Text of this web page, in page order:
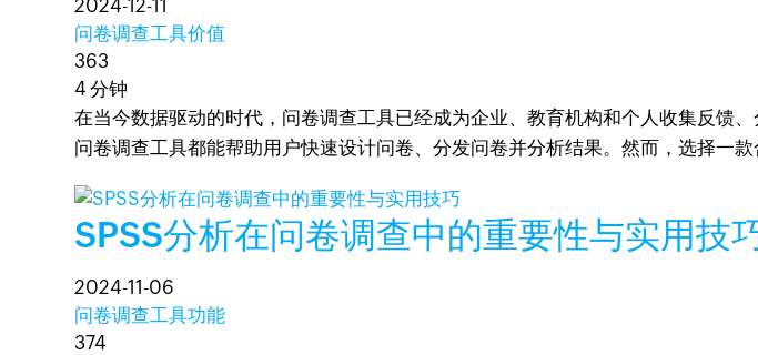
2024-12-11
问卷调查工具价值
363
4 分钟
在当今数据驱动的时代，问卷调查工具已经成为企业、教育机构和个人收集反馈
问卷调查工具都能帮助用户快速设计问卷、分发问卷并分析结果。然而，选择一
SPSS分析在问卷调查中的重要性与实用技
2024-11-06
问卷调查工具功能
374